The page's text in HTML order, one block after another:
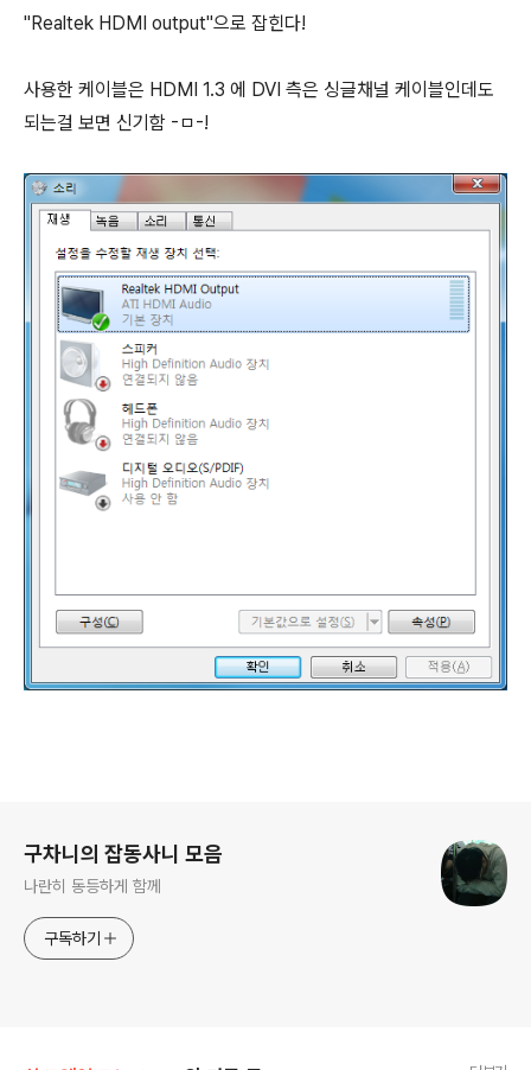
"Realtek HDMI output"으로 잡힌다!
사용한 케이블은 HDMI 1.3 에 DVI 측은 싱글채널 케이블인데도
되는걸 보면 신기함 -ㅁ-!
구차니의 잡동사니 모음
나란히 동등하게 함께
구독하기